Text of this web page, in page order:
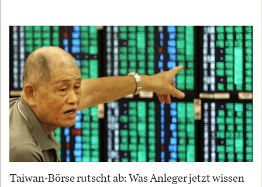
Taiwan-Börse rutscht ab: Was Anleger jetzt wissen